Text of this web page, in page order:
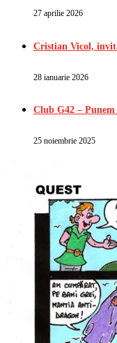
27 aprilie 2026
Cristian Vicol,
28 ianuarie 2026
Club G42 –
25 noiembrie 2025